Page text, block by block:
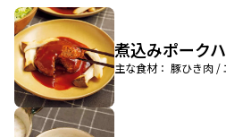
煮込みポーク
主な食材： 豚ひき肉 /